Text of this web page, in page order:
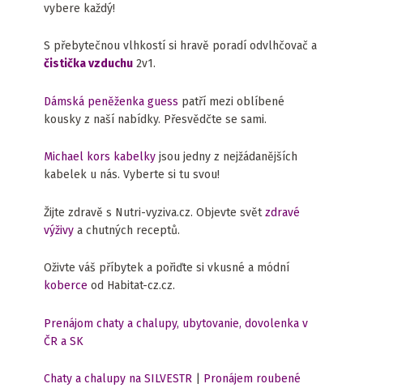
vybere každý!
S přebytečnou vlhkostí si hravě poradí odvlhčovač a
čistička vzduchu 2v1.
Dámská peněženka guess patří mezi oblíbené
kousky z naší nabídky. Přesvědčte se sami.
Michael kors kabelky jsou jedny z nejžádanějších
kabelek u nás. Vyberte si tu svou!
Žijte zdravě s Nutri-vyziva.cz. Objevte světzdravé
výživy a chutných receptů.
Oživte váš příbytek a pořiďte si vkusné a módní
koberce od Habitat-cz.cz.
Prenájom chaty a chalupy, ubytovanie, dovolenka v
ČR a SK
Chaty a chalupy na SILVESTR
Pronájem roubené